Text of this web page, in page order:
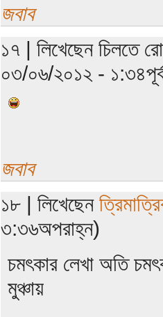
জবাব
১৭ | লিখেছেন চিলতে
০৩/০৬/২০১২ -
জবাব
১৮ | লিখেছেন
৩:৩৬অপরাহ্ন)
চমৎকার লেখা অতি
মুঞ্চায়